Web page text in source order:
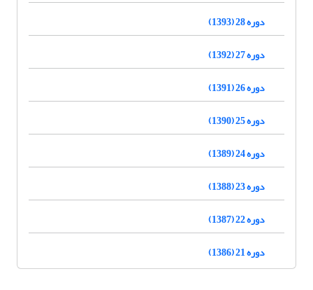
دوره 28 (1393)
دوره 27 (1392)
دوره 26 (1391)
دوره 25 (1390)
دوره 24 (1389)
دوره 23 (1388)
دوره 22 (1387)
دوره 21 (1386)